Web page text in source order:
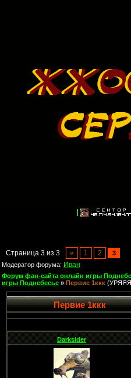
Страница 3 из 3 « 1 2
3
Модератор форума: Иван
Форум фан-сайта онлайн игры
игры Поднебесье » Первие 1ккк
Первие 1ккк
Darksider